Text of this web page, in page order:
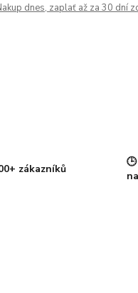
dnes, zaplať až za 30 dní
zákazníků